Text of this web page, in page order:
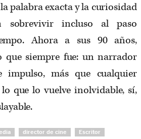
palabra exacta y la curiosidad
sobrevivir incluso al paso
Ahora a sus 90 años,
que siempre fue: un narrador
impulso, más que cualquier
que lo vuelve inolvidable, sí,
director de cine Escritor